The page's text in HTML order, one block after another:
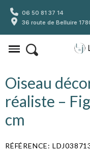
06 50 81 37 14
36 route de Belluire
Oiseau
réaliste –
cm
RÉFÉRENCE